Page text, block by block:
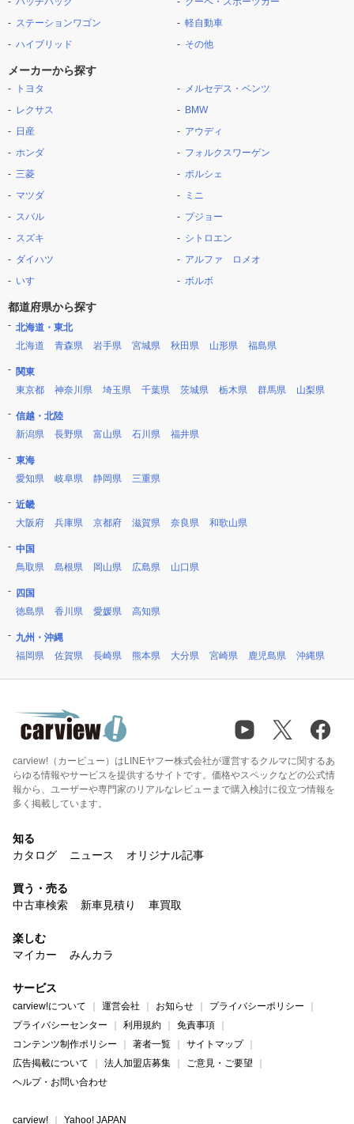
ステーションワゴン
ハイブリッド
軽自動車
その他
メーカーから探す
トヨタ
レクサス
日産
ホンダ
三菱
マツダ
スバル
スズキ
ダイハツ
いすゞ
メルセデス・ベンツ
BMW
アウディ
フォルクスワーゲン
ポルシェ
ミニ
プジョー
シトロエン
アルファ ロメオ
ボルボ
都道府県から探す
北海道・東北
北海道
青森県 岩手県 宮城県 秋田県 山形県 福島県
関東
東京都
神奈川県 埼玉県 千葉県 茨城県 栃木県 群馬県 山梨県
信越・北陸
新潟県
長野県 富山県 石川県 福井県
東海
愛知県
岐阜県 静岡県 三重県
近畿
大阪府
兵庫県 京都府 滋賀県 奈良県 和歌山県
中国
鳥取県
島根県 岡山県 広島県 山口県
四国
徳島県
香川県 愛媛県 高知県
九州・沖縄
福岡県
佐賀県 長崎県 熊本県 大分県 宮崎県 鹿児島県 沖縄県
carview!（カービュー）はLINEヤフー株式会社が運営するクルマに関するあ
らゆる情報やサービスを提供するサイトです。価格やスペックなどの公式情
報から、ユーザーや専門家のリアルなレビューまで購入検討に役立つ情報を
多く掲載しています。
知る
カタログ
ニュース オリジナル記事
買う・売る
中古車検索
新車見積り 車買取
楽しむ
マイカー
みんカラ
サービス
carview!について 運営会社 お知らせ
プライバシーポリシー
プライバシーセンター
利用規約
免責事項
コンテンツ制作ポリシー
著者一覧
サイトマップ
広告掲載について
法人加盟店募集
ご意見・ご要望
ヘルプ・お問い合わせ
carview! Yahoo! JAPAN